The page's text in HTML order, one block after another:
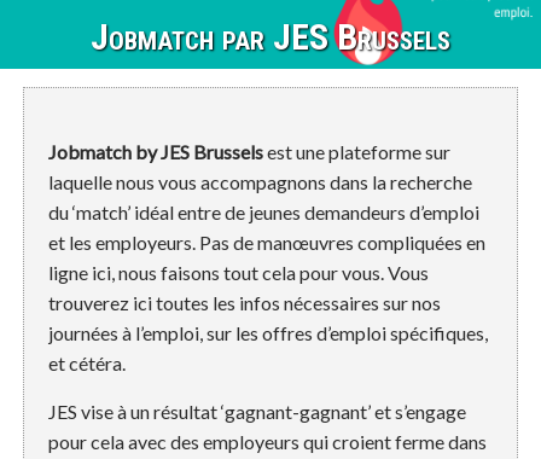
Jobmatch par JES Brussels
Jobmatch by JES Brusselsest une plateforme sur
laquelle nous vous accompagnons dans la recherche
du ‘match’ idéal entre de jeunes demandeurs d’emploi
et les employeurs. Pas de manœuvres compliquées en
ligne ici, nous faisons tout cela pour vous. Vous
trouverez ici toutes les infos nécessaires sur nos
journées à l’emploi, sur les offres d’emploi spécifiques,
et cétéra.
JES vise à un résultat ‘gagnant-gagnant’ et s’engage
pour cela avec des employeurs qui croient ferme dans